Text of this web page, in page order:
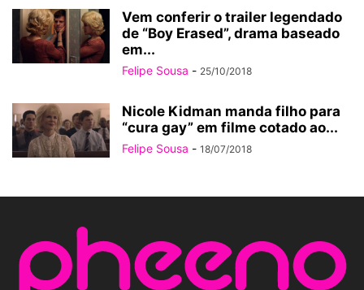
Vem conferir o trailer legendado
de “Boy Erased”, drama baseado
em...
Felipe Sousa - 25/10/2018
Nicole Kidman manda filho para
“cura gay” em filme cotado ao...
Felipe Sousa - 18/07/2018